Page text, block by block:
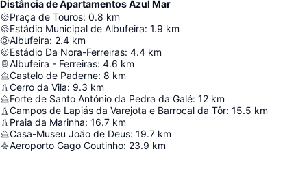
Distância de Apartamentos Azul Mar
Praça de Touros: 0.8 km
Estádio Municipal de Albufeira: 1.9 km
Albufeira: 2.4 km
Estádio Da Nora-Ferreiras: 4.4 km
Albufeira - Ferreiras: 4.6 km
Castelo de Paderne: 8 km
Cerro da Vila: 9.3 km
Forte de Santo António da Pedra da Galé: 12 km
Campos de Lapiás da Varejota e Barrocal da Tôr: 15.5 km
Praia da Marinha: 16.7 km
Casa-Museu João de Deus: 19.7 km
Aeroporto Gago Coutinho: 23.9 km